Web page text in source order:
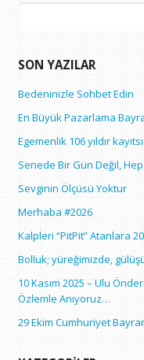
Arama:
SON YAZILAR
Bedeninizle Sohbet Edin
En Büyük Pazarlama
Egemenlik 106 yıldır
Senede Bir Gün Değil, Hep
Sevginin Ölçüsü Yoktur
Merhaba #2026
Kalpleri “PitPit” Atanlara
Bolluk; yüreğimizde,
10 Kasım 2025 – Ulu
Özlemle Anıyoruz…
29 Ekim Cumhuriyet